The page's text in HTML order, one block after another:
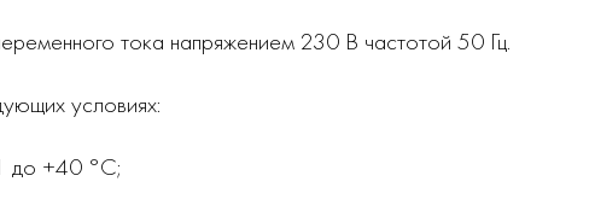
тока напряжением 230 В частотой 50 Гц.
условиях:
до +40 °С;